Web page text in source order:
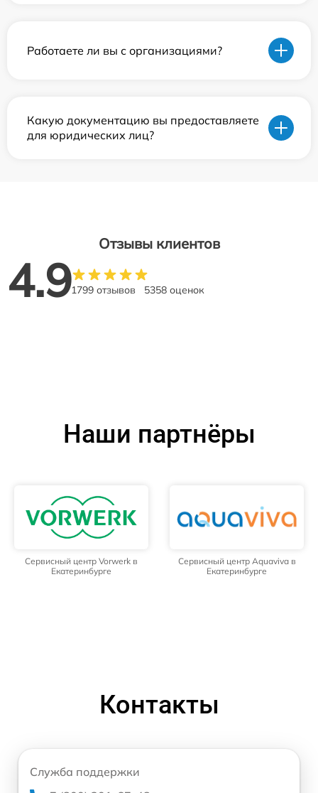
Работаете ли вы с организациями?
Какую документацию вы предоставляете
для юридических лиц?
Отзывы клиентов
4.91799 отзывов 5358 оценок
Наши партнёры
Сервисный центр Vorwerk в
Екатеринбурге
Сервисный центр Aquaviva в
Екатеринбурге
Контакты
Служба поддержки